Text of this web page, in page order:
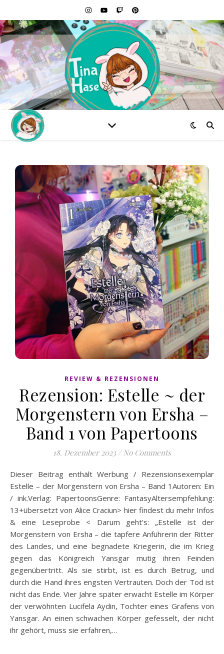
REVIEW & REZENSIONEN
Rezension: Estelle ~ der
Morgenstern von Ersha –
Band 1 von Papertoons
18. Dezember 2023 / No Comments
Dieser Beitrag enthält Werbung / Rezensionsexemplar
Estelle – der Morgenstern von Ersha – Band 1Autoren: Ein
/ ink.Verlag: PapertoonsGenre: FantasyAltersempfehlung:
13+übersetzt von Alice Craciun> hier findest du mehr Infos
& eine Leseprobe < Darum geht‘s: „Estelle ist der
Morgenstern von Ersha – die tapfere Anführerin der Ritter
des Landes, und eine begnadete Kriegerin, die im Krieg
gegen das Königreich Yansgar mutig ihren Feinden
gegenübertritt. Als sie stirbt, ist es durch Betrug, und
durch die Hand ihres engsten Vertrauten. Doch der Tod ist
nicht das Ende. Vier Jahre später erwacht Estelle im Körper
der verwöhnten Lucifela Aydin, Tochter eines Grafens von
Yansgar. An einen schwachen Körper gefesselt, der nicht
ihr gehört, muss sie erfahren,…